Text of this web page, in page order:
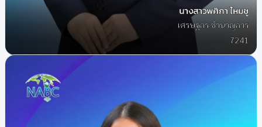
นางสาวพศิกา ไหมชู
เศรษฐกร ชำนาญการ
7241